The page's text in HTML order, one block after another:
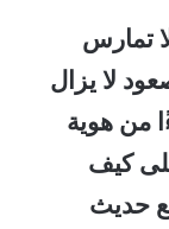
تمارس
لا يزال
من هوية
كيف
حديث